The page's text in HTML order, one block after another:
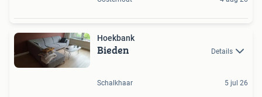
Hoekbank
Bieden Details
Schalkhaar 5 jul 26